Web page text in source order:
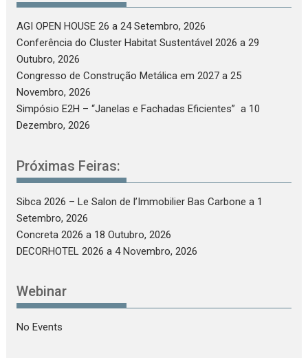
AGI OPEN HOUSE 26 a 24 Setembro, 2026
Conferência do Cluster Habitat Sustentável 2026 a 29
Outubro, 2026
Congresso de Construção Metálica em 2027 a 25
Novembro, 2026
Simpósio E2H – “Janelas e Fachadas Eficientes” a 10
Dezembro, 2026
Próximas Feiras:
Sibca 2026 – Le Salon de l’Immobilier Bas Carbone a 1
Setembro, 2026
Concreta 2026 a 18 Outubro, 2026
DECORHOTEL 2026 a 4 Novembro, 2026
Webinar
No Events